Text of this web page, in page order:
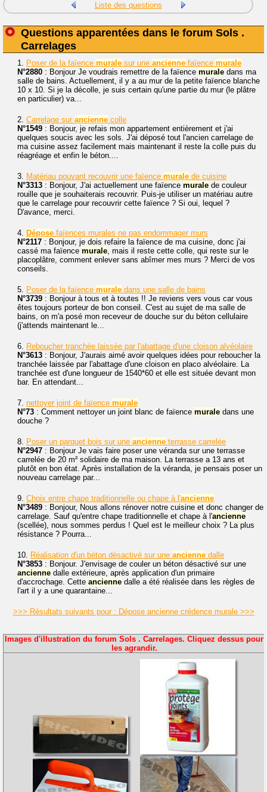
Liste des questions
Questions apparentées dans le forum Sols .
Carrelages
1. Poser de la faïence murale sur une ancienne faïence murale
N°2880 : Bonjour Je voudrais remettre de la faïence murale dans ma
salle de bains. Actuellement, il y a au mur de la petite faïence blanche
10 x 10. Si je la décolle, je suis certain qu'une partie du mur (le plâtre
en particulier) va...
2. Carrelage sur ancienne colle
N°1549 : Bonjour, je refais mon appartement entièrement et j'ai
quelques soucis avec les sols. J'ai déposé tout l'ancien carrelage de
ma cuisine assez facilement mais maintenant il reste la colle puis du
réagréage et enfin le béton....
3. Matériau pouvant recouvrir une faïence murale de cuisine
N°3313 : Bonjour, J'ai actuellement une faïence murale de couleur
rouille que je souhaiterais recouvrir. Puis-je utiliser un matériau autre
que le carrelage pour recouvrir cette faïence ? Si oui, lequel ?
D'avance, merci.
4. Dépose faïences murales ne pas endommager murs
N°2117 : Bonjour, je dois refaire la faïence de ma cuisine, donc j'ai
cassé ma faïence murale, mais il reste cette colle, qui reste sur le
placoplâtre, comment enlever sans abîmer mes murs ? Merci de vos
conseils.
5. Poser de la faïence murale dans une salle de bains
N°3739 : Bonjour à tous et à toutes !! Je reviens vers vous car vous
êtes toujours porteur de bon conseil. C'est au sujet de ma salle de
bains, on m'a posé mon receveur de douche sur du béton cellulaire
(j'attends maintenant le...
6. Reboucher tranchée laissée par l'abattage d'une cloison alvéolaire
N°3613 : Bonjour, J'aurais aimé avoir quelques idées pour reboucher la
tranchée laissée par l'abattage d'une cloison en placo alvéolaire. La
tranchée est d'une longueur de 1540*60 et elle est située devant mon
bar. En attendant...
7. nettoyer joint de faïence murale
N°73 : Comment nettoyer un joint blanc de faïence murale dans une
douche ?
8. Poser un parquet bois sur une ancienne terrasse carrelée
N°2947 : Bonjour Je vais faire poser une véranda sur une terrasse
carrelée de 20 m² solidaire de ma maison. La terrasse a 13 ans et
plutôt en bon état. Après installation de la véranda, je pensais poser un
nouveau carrelage par...
9. Choix entre chape traditionnelle ou chape à l'ancienne
N°3489 : Bonjour, Nous allons rénover notre cuisine et donc changer de
carrelage. Sauf qu'entre chape traditionnelle et chape à l'ancienne
(scellée), nous sommes perdus ! Quel est le meilleur choix ? La plus
résistance ? Pourra...
10. Réalisation d'un béton désactivé sur une ancienne dalle
N°3853 : Bonjour. J'envisage de couler un béton désactivé sur une
ancienne dalle extérieure, après application d'un primaire
d'accrochage. Cette ancienne dalle a été réalisée dans les règles de
l'art il y a une quarantaine...
>>> Résultats suivants pour : Dépose ancienne crédence murale >>>
Images d'illustration du forum Sols . Carrelages. Cliquez dessus pour
les agrandir.